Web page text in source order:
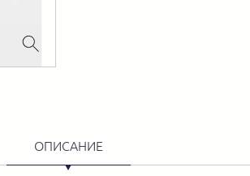
ОПИСАНИЕ